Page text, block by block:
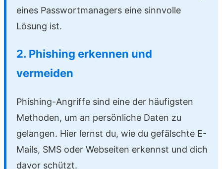
eines Passwortmanagers eine sinnvolle
Lösung ist.
2. Phishing erkennen und
vermeiden
Phishing-Angriffe sind eine der häufigsten
Methoden, um an persönliche Daten zu
gelangen. Hier lernst du, wie du gefälschte E-
Mails, SMS oder Webseiten erkennst und dich
davor schützt.